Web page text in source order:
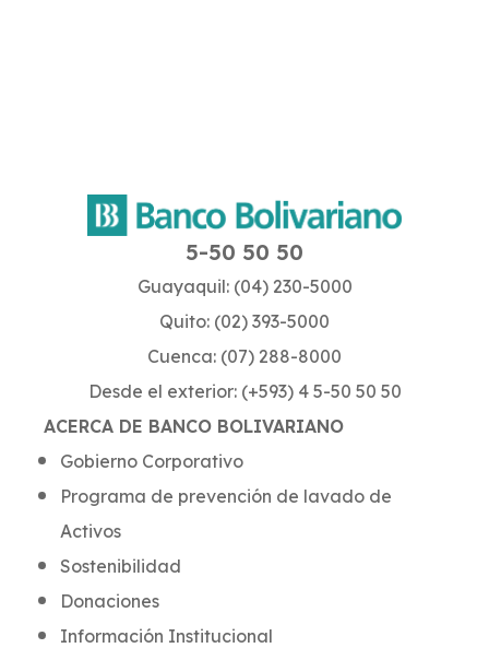
ACERCA DE BANCO BOLIVARIANO
Gobierno Corporativo
Programa de prevención de lavado de
Activos
Sostenibilidad
Donaciones
Información Institucional
5-50 50 50
Guayaquil: (04) 230-5000
Quito: (02) 393-5000
Cuenca: (07) 288-8000
Desde el exterior: (+593) 4 5-50 50 50